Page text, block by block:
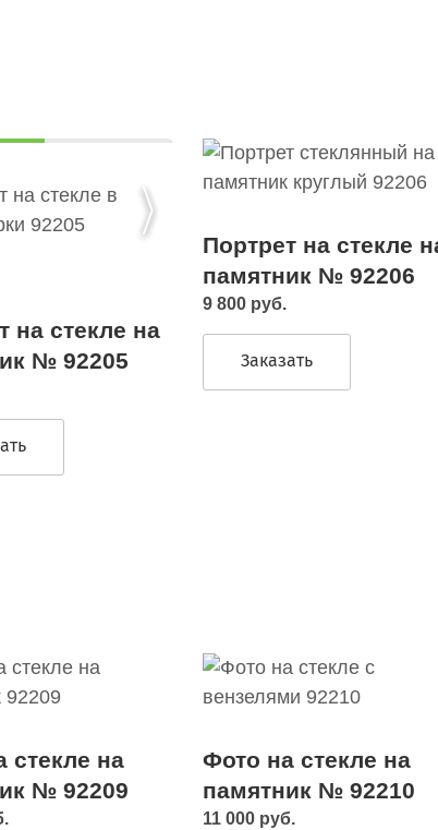
на стекле на
№ 92205
Портрет на стекле
памятник № 92206
9 800 руб.
Заказать
стекле на
№ 92209
Фото на стекле на
памятник № 92210
11 000 руб.